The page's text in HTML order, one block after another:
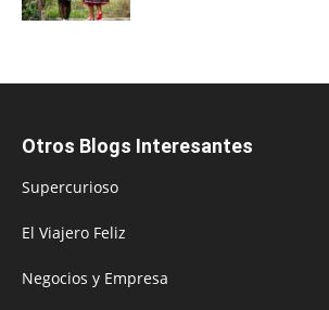
Otros Blogs Interesantes
Supercurioso
El Viajero Feliz
Negocios y Empresa